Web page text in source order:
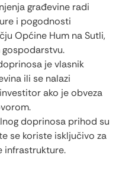
građevine radi
i pogodnosti
Općine Hum na Sutli,
je vlasnik
ili se nalazi
ako je obveza
doprinosa prihod su
se koriste isključivo za
infrastrukture.